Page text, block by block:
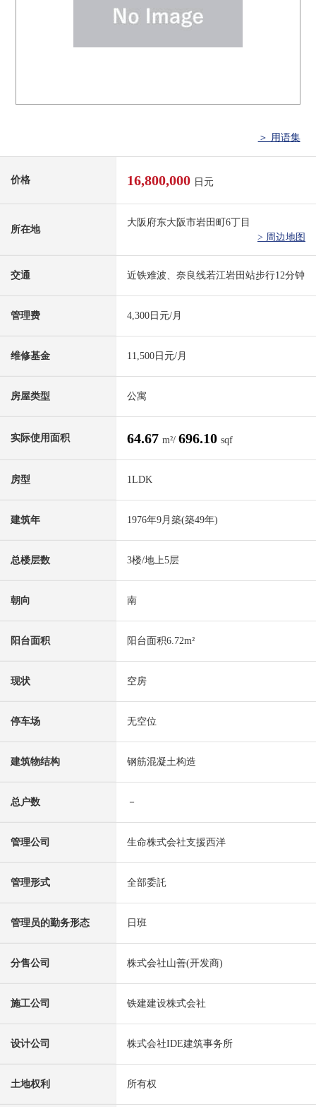
＞ 用语集
价格 16,800,000 日元
所在地
大阪府东大阪市岩田町6丁目
> 周边地图
交通 近铁难波、奈良线若江岩田站步行12分钟
管理费 4,300日元/月
维修基金 11,500日元/月
房屋类型 公寓
实际使用面积 64.67 m²/ 696.10 sqf
房型 1LDK
建筑年 1976年9月築(築49年)
总楼层数 3楼/地上5层
朝向 南
阳台面积 阳台面积6.72m²
现状 空房
停车场 无空位
建筑物结构 钢筋混凝土构造
总户数 －
管理公司 生命株式会社支援西洋
管理形式 全部委託
管理员的勤务形态 日班
分售公司 株式会社山善(开发商)
施工公司 铁建建设株式会社
设计公司 株式会社IDE建筑事务所
土地权利 所有权